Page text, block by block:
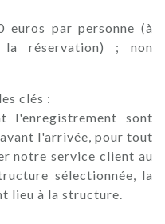
par personne (à
la réservation) ; non
clés :
l'enregistrement sont
l'arrivée, pour tout
notre service client au
sélectionnée, la
lieu à la structure.